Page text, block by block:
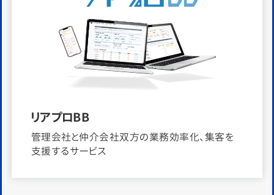
リアプロBB
管理会社と仲介会社双方の業務効率化、集客を
支援するサービス